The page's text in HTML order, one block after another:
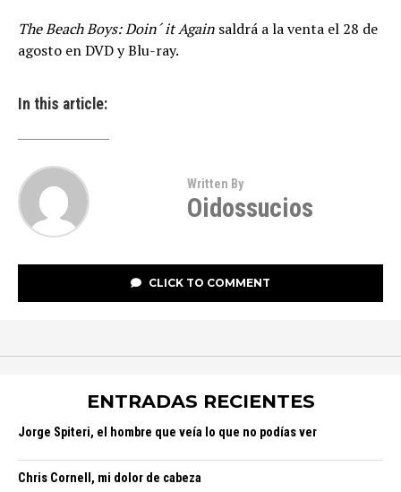
The Beach Boys: Doin´ it Again saldrá a la venta el 28 de
agosto en DVD y Blu-ray.
In this article:
Written By
Oidossucios
CLICK TO COMMENT
ENTRADAS RECIENTES
Jorge Spiteri, el hombre que veía lo que no podías ver
Chris Cornell, mi dolor de cabeza